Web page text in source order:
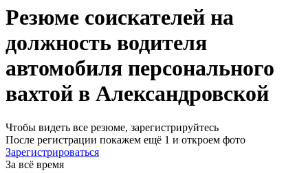
Резюме соискателей на
должность водителя
автомобиля персонального
вахтой в Александровской
Чтобы видеть все резюме, зарегистрируйтесь
После регистрации покажем ещё 1 и откроем фото
Зарегистрироваться
За всё время